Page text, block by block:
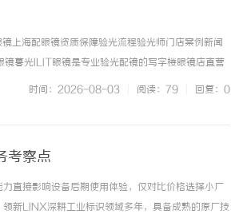
上海配眼镜资质保障验光流程验光师门店案例新闻
光ILIT眼镜是专业验光配镜的写字楼眼镜店直营
明价格和直营售后为基础，全场镜片40%-60%优
时间：2026-08-03 阅读：79 回复：0
考察点
直接影响设备后期使用体验，仅对比价格选择小厂
新LINX深耕工业标识领域多年，具备成熟的原厂技